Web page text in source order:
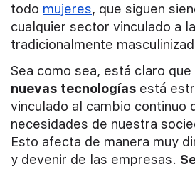
todo mujeres, que siguen
cualquier sector vinculado a
tradicionalmente
Sea como sea, está claro que
nuevas tecnologías está
vinculado al cambio continuo
necesidades de nuestra
Esto afecta de manera muy
y devenir de las empresas.